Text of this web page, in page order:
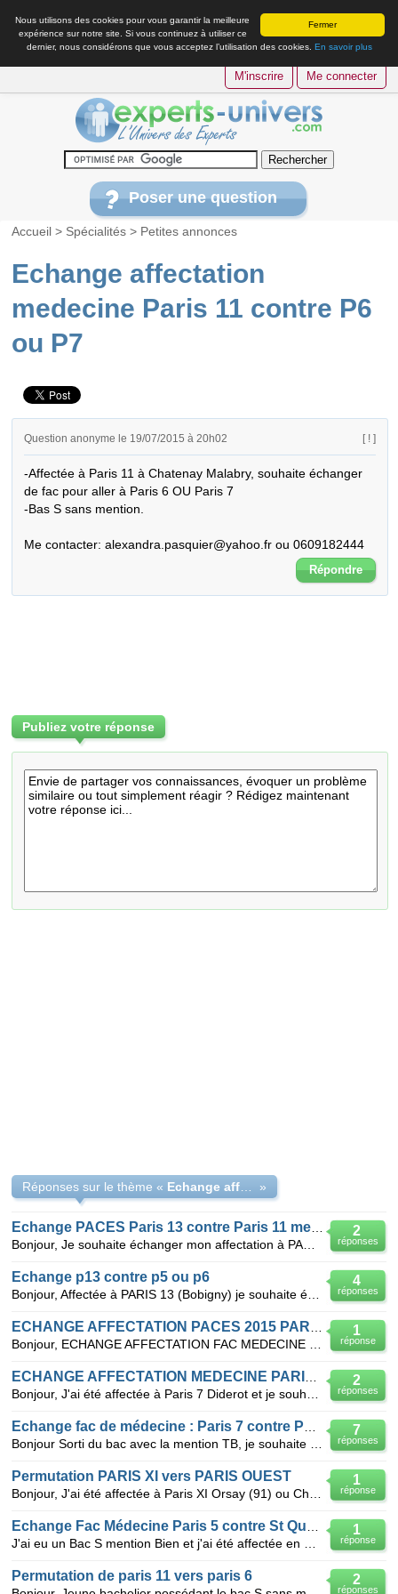
Fermer
Nous utilisons des cookies pour vous garantir la meilleure
expérience sur notre site. Si vous continuez à utiliser ce
dernier, nous considérons que vous acceptez l’utilisation des cookies. En savoir plus
M'inscrire Me connecter
Poser une question
Accueil > Spécialités > Petites annonces
Echange affectation
medecine Paris 11 contre P6
ou P7
Question anonyme le 19/07/2015 à 20h02 [ ! ]
-Affectée à Paris 11 à Chatenay Malabry, souhaite échanger
de fac pour aller à Paris 6 OU Paris 7
-Bas S sans mention.
Me contacter: alexandra.pasquier@yahoo.fr ou 0609182444
Répondre
Publiez votre réponse
Réponses sur le thème « »
2
réponses
4
réponses
Echange p13 contre p5 ou p6
1
réponse
2
réponses
7
réponses
1
réponse
Permutation PARIS XI vers PARIS OUEST
1
réponse
2
réponses
Permutation de paris 11 vers paris 6